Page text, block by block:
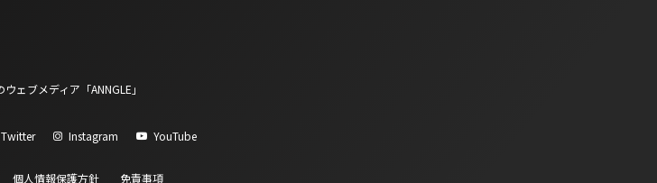
Twitter Instagram YouTube
個人情報保護方針 免責事項